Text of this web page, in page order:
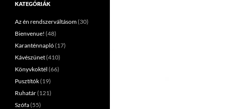
KATEGÓRIÁK
Az én rendszerváltásom(30)
Bienvenue! (48)
Karanténnapló(17)
Kávészünet(410)
Könyvkoktél (66)
Pusztítók(19)
Ruhatár(121)
Szófa(55)